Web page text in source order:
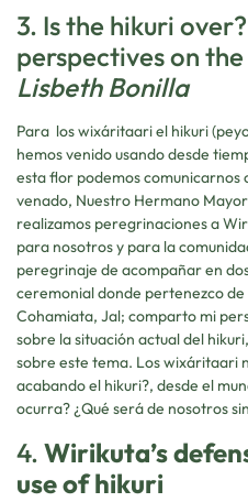
3. Is the hikuri
perspectives on
Lisbeth Bonilla
Para los wixáritaari el hikuri
hemos venido usando desde
esta flor podemos comunicarnos
venado, Nuestro Hermano
realizamos peregrinaciones a
para nosotros y para la
peregrinaje de acompañar en
ceremonial donde pertenezco
Cohamiata, Jal; comparto mi
sobre la situación actual del
sobre este tema. Los wixáritaari
acabando el hikuri?, desde el
ocurra? ¿Qué será de nosotros
4. Wirikuta’s
use of hikuri